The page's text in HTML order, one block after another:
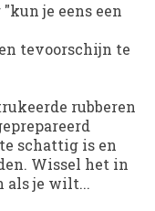
je eens een
tevoorschijn te
rubberen
schattig is en
Wissel het in
als je wilt...